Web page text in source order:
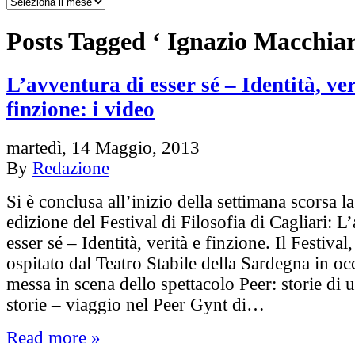
Posts Tagged ‘ Ignazio
L’avventura di esser sé – Identità,
finzione: i video
martedì, 14 Maggio, 2013
By Redazione
Si è conclusa all’inizio della settimana scorsa
edizione del Festival di Filosofia di Cagliari:
esser sé – Identità, verità e finzione. Il
ospitato dal Teatro Stabile della Sardegna in
messa in scena dello spettacolo Peer: storie di
storie – viaggio nel Peer Gynt di…
Read more »